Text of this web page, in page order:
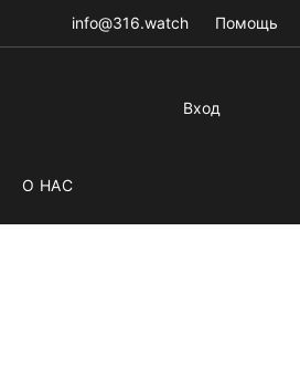
info@316.watch Помощь
Вход
О НАС